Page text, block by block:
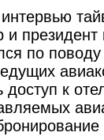
и
по
доступ к